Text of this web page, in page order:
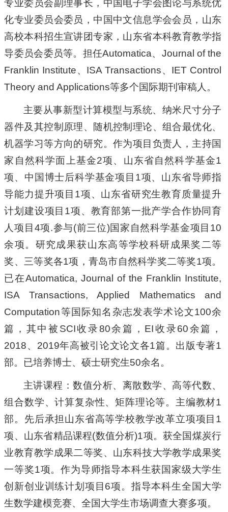
专业委员会副理事长，中国电子学会图论与系统优
化专业委员会委员，中国中文信息学会会员，山东
高校本科招生宣讲团专家，山东省本科教育教学指
导委员会委员等。担任Automatica、Journal of the
Franklin Institute、ISA Transactions、IET Control
Theory and Applications等多个国际期刊审稿人。
主要从事新型计算模型与系统、纳米尺寸分子
器件及其控制原理、随机控制理论、组合最优化、
机器学习等方向的研究。作为项目负责人，主持国
家自然科学面上基金2项、山东省自然科学基金1
项、中国博士后科学基金项目1项、山东省导师指
导能力提升项目1项、山东省研究生教育质量提升
计划建设项目1项、教育部第一批产学合作协同育
人项目4项.参与(前三位)国家自然科学基金项目10
余项。研究成果获山东高等学校科研成果奖二等
奖、三等奖各1项，青岛市自然科学奖二等奖1项。
已在Automatica, Journal of the Franklin Institute,
ISA Transactions, Applied Mathematics and
Computation等国际知名杂志发表学术论文100余
篇，其中被SCI收录80余篇，EI收录60余篇，
2018、2019年高被引论文论文各1篇。出版专著1
部。已培养博士、硕士研究生50余名。
主讲课程：数值分析、离散数学、高等代数、
组合数学、计算复杂性、矩阵理论等。主编教材1
部。先后承担山东省高等学校教学改革立项项目1
项、山东省精品课程(数值分析)1项。获全国煤炭行
业教育教学成果二等奖、山东科技大学教学成果奖
一等奖1项。作为导师指导本科生获国家级大学生
创新创业训练计划项目6项。指导本科生全国大学
生数学建模竞赛、全国大学生市场调查大赛多项。